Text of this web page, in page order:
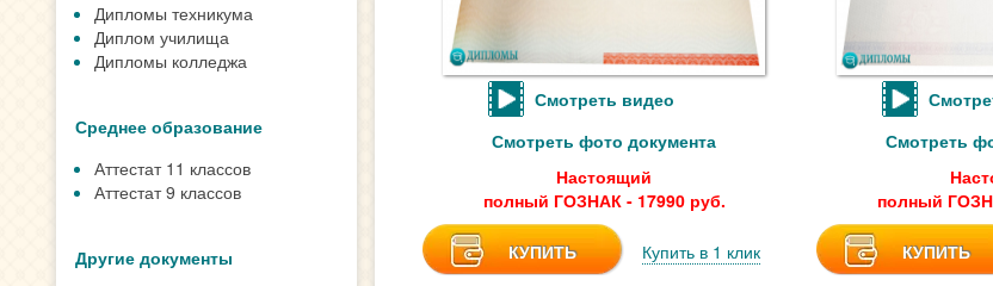
Дипломы техникума
Диплом училища
Дипломы колледжа
Среднее образование
Аттестат 11 классов
Аттестат 9 классов
Другие документы
Смотреть видео
Смотреть фото документа
Настоящий
полный ГОЗНАК - 17990 руб.
КУПИТЬ Купить в 1 клик
Смотреть
полный
КУПИТЬ